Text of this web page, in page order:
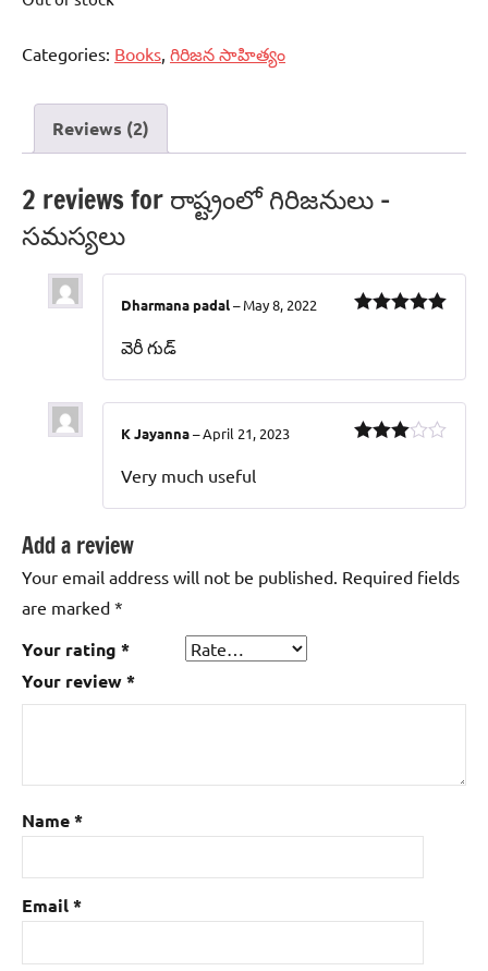
Categories: Books గిరిజన సాహిత్యం
Reviews (2)
2 reviews for రాష్ట్రంలో గిరిజనులు –
సమస్యలు
Dharmana padal– May 8, 2022
వెరీ గుడ్
K Jayanna–April 21, 2023
Very much useful
Add a review
Your email address will not be published. Required fields
are marked *
Your rating *
Your review*
Name*
Email*